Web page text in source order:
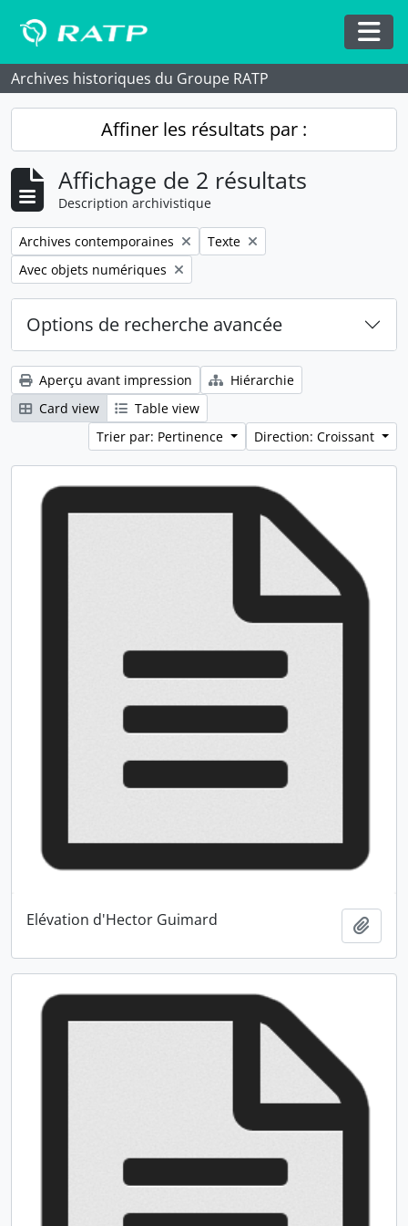
Archives historiques du Groupe RATP
Affiner les résultats par :
Affichage de 2 résultats
Description archivistique
Remove filter:
Archives contemporaines Remove filter:
Texte
Remove filter:
Avec objets numériques
Options de recherche avancée
Aperçu avant impression
Hiérarchie
Card view
Table view
Trier par: Pertinence
Direction: Croissant
Elévation d'Hector Guimard